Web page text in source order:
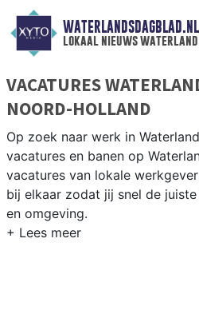
WATERLANDSDAGBLAD.NL
lokaal nieuws waterland
VACATURES
NOORD-HOLLAND
Op zoek naar werk in
vacatures en banen op
vacatures van lokale
bij elkaar zodat jij snel de
en omgeving.